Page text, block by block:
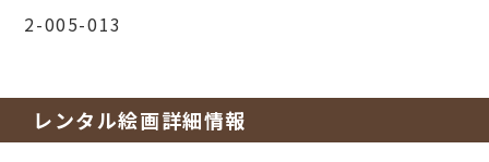
2-005-013
レンタル絵画詳細情報